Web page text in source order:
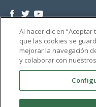
Al hacer clic en
que las cookies se
mejorar la navegación
y colaborar con